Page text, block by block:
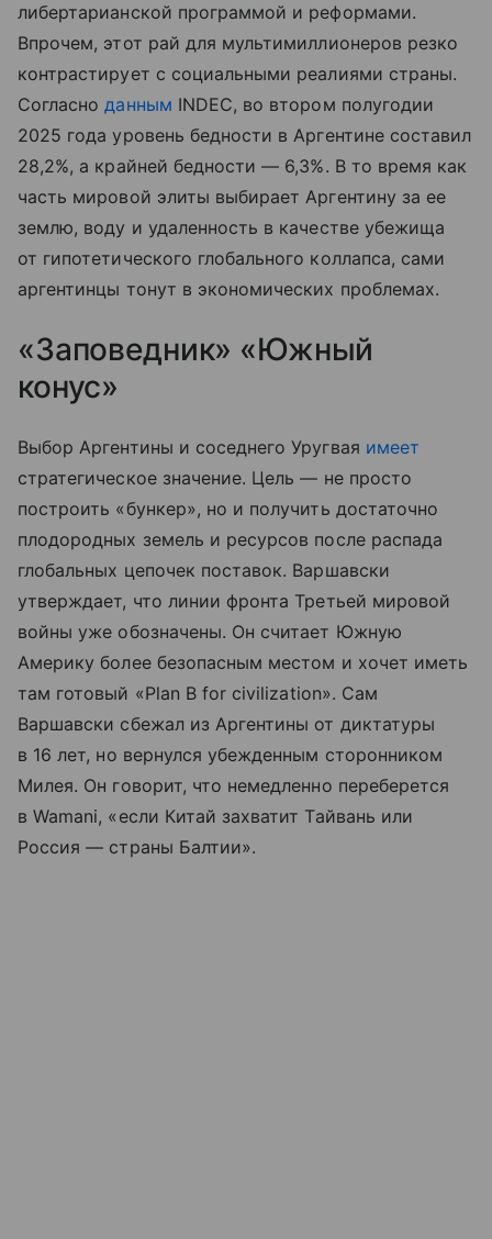
либертарианской программой и реформами.
Впрочем, этот рай для мультимиллионеров резко
контрастирует с социальными реалиями страны.
Согласноданным INDEC, во втором полугодии
2025 года уровень бедности в Аргентине составил
28,2%, а крайней бедности — 6,3%. В то время как
часть мировой элиты выбирает Аргентину за ее
землю, воду и удаленность в качестве убежища
от гипотетического глобального коллапса, сами
аргентинцы тонут в экономических проблемах.
«Заповедник» «Южный
конус»
Выбор Аргентины и соседнего Уругвая имеет
стратегическое значение. Цель — не просто
построить «бункер», но и получить достаточно
плодородных земель и ресурсов после распада
глобальных цепочек поставок. Варшавски
утверждает, что линии фронта Третьей мировой
войны уже обозначены. Он считает Южную
Америку более безопасным местом и хочет иметь
там готовый «Plan B for civilization». Сам
Варшавски сбежал из Аргентины от диктатуры
в 16 лет, но вернулся убежденным сторонником
Милея. Он говорит, что немедленно переберется
в Wamani, «если Китай захватит Тайвань или
Россия — страны Балтии».